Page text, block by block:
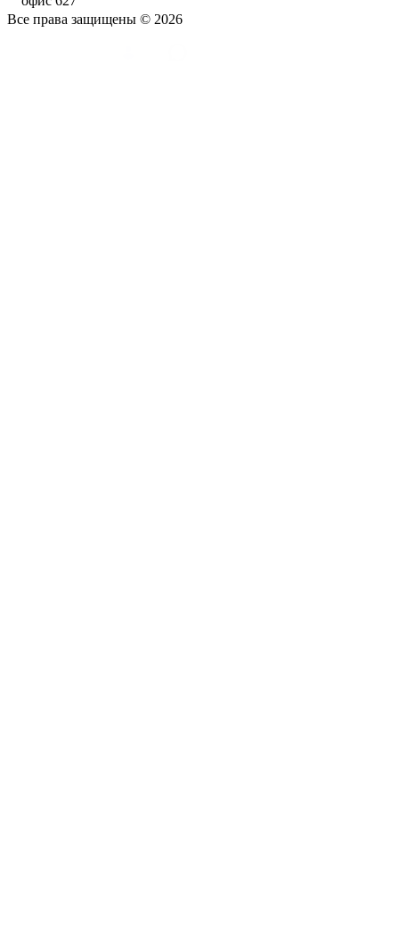
Все права защищены © 2026